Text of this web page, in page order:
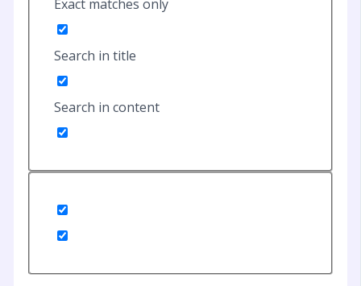
Exact matches only
Search in title
Search in content